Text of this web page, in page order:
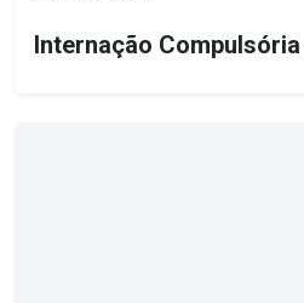
Internação